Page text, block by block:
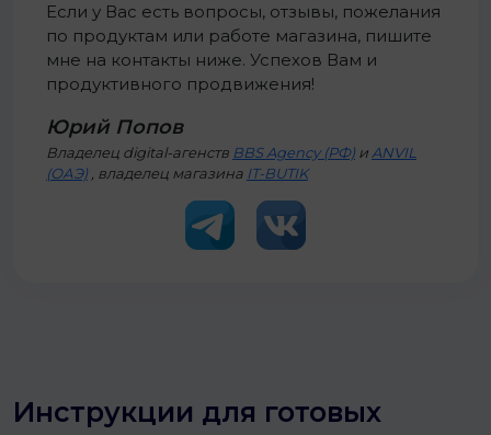
Если у Вас есть вопросы, отзывы, пожелания
по продуктам или работе магазина, пишите
мне на контакты ниже. Успехов Вам и
продуктивного продвижения!
Юрий Попов
Владелец digital-агенств BBS Agency (РФ) и ANVIL
(ОАЭ) , владелец магазина IT-BUTIK
Инструкции для готовых